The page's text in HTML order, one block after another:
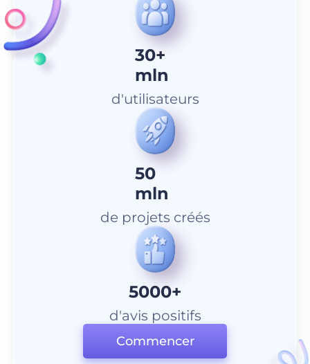
30+
mln
d'utilisateurs
50
mln
de projets créés
5000+
d'avis positifs
Commencer